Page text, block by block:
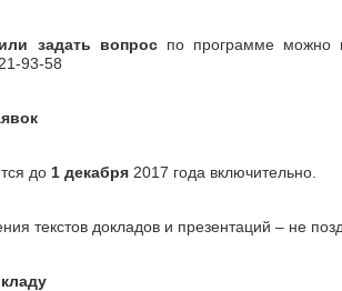
задать вопроспо программе можно
93-58
до 1 декабря 2017 года включительно.
текстов докладов и презентаций – не